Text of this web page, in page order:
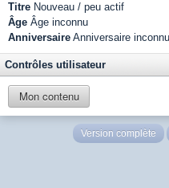
Titre Nouveau / peu actif
Âge Âge inconnu
Anniversaire Anniversaire inconnu
Contrôles utilisateur
Mon contenu
Version complète